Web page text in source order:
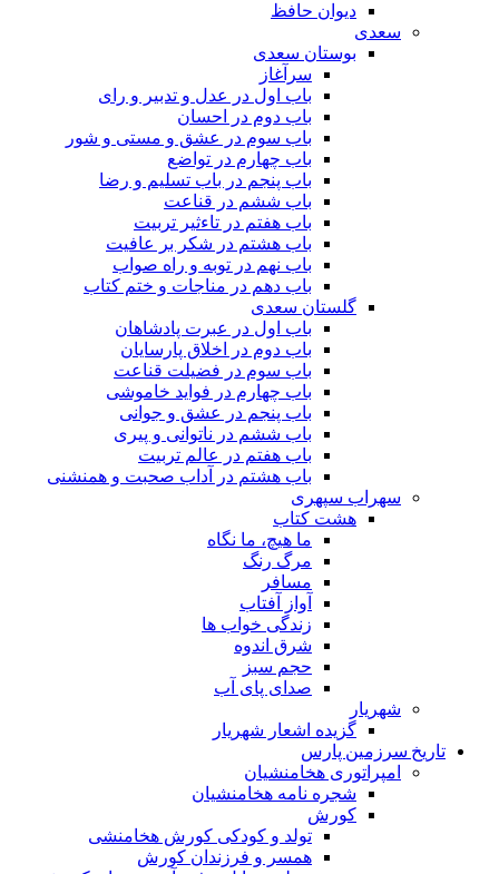
دیوان حافظ
سعدی
بوستان سعدی
سرآغاز
باب اول در عدل و تدبیر و رای
باب دوم در احسان
باب سوم در عشق و مستی و شور
باب چهارم در تواضع
باب پنجم در باب تسلیم و رضا
باب ششم در قناعت
باب هفتم در تاءثیر تربیت
باب هشتم در شکر بر عافیت
باب نهم در توبه و راه صواب
باب دهم در مناجات و ختم کتاب
گلستان سعدی
باب اول در عبرت پادشاهان
باب دوم در اخلاق پارسایان
باب سوم در فضیلت قناعت
باب چهارم در فواید خاموشى
باب پنجم در عشق و جوانى
باب ششم در ناتوانى و پیرى
باب هفتم در عالم تربیت
باب هشتم در آداب صحبت و همنشنى
سهراب سپهری
هشت کتاب
ما هیچ، ما نگاه
مرگ رنگ
مسافر
آواز آفتاب
زندگی خواب ها
شرق اندوه
حجم سبز
صدای پای آب
شهریار
گزیده اشعار شهریار
تاریخ سرزمین پارس
امپراتوری هخامنشیان
شجره نامه هخامنشیان
کورش
تولد و کودکی کورش هخامنشی
همسر و فرزندان کورش